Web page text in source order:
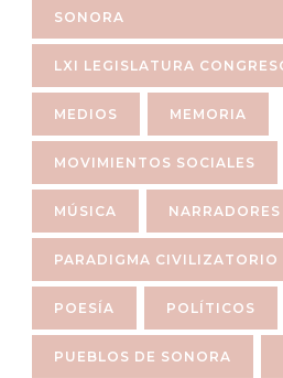
SONORA
LXI LEGISLATURA
MEDIOS MEMORIA
MOVIMIENTOS SOCIALES
MÚSICA
PARADIGMA CIVILIZATORIO
POESÍA POLÍTICOS
PUEBLOS DE SONORA